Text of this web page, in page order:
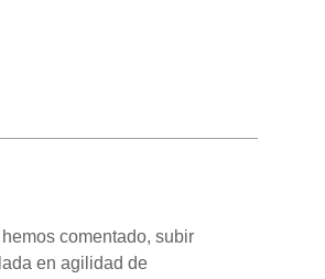
comentado, subir
en agilidad de